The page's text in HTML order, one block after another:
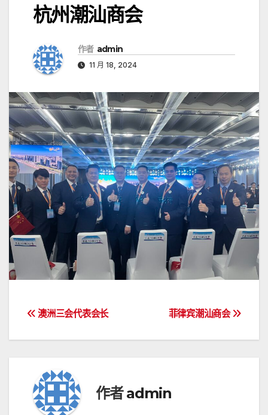
杭州潮汕商会
作者 admin
11 月 18, 2024
文
章
航
菲律宾潮汕商会
澳洲三会代表会长
作者admin